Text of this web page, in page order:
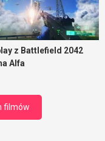
z Battlefield 2042
Alfa
filmów